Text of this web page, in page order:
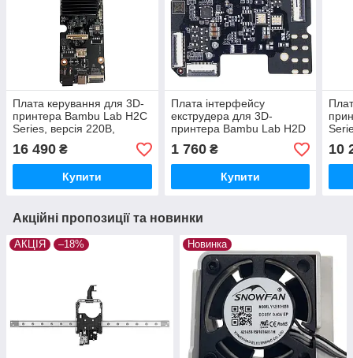
Плата керування для 3D-
принтера Bambu Lab H2C
Series, версія 220В,
(оригінал, DLB063)
16 490 ₴
Купити
Плата інтерфейсу
екструдера для 3D-
принтера Bambu Lab H2D
Series, (оригінал, DLB024)
1 760₴
Купити
10
Акційні пропозиції та новинки
АКЦІЯ –18% Новинка